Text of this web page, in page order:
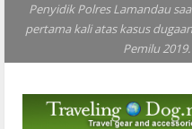
Penyidik Polres Lamandau
pertama kali atas kasus
Pemilu